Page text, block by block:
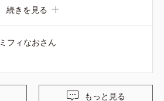
続きを見る
ミフィなおさん
もっと見る